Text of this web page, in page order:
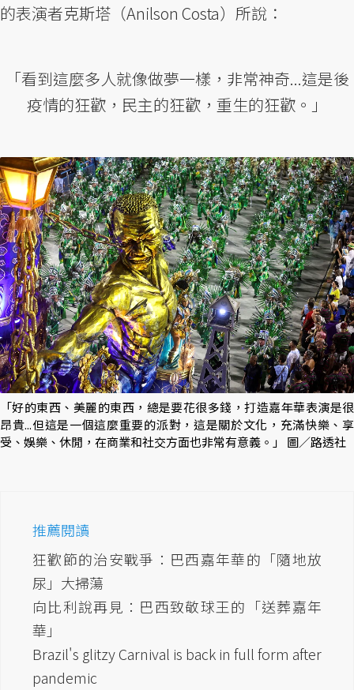
的表演者克斯塔（Anilson Costa）所說：
「看到這麼多人就像做夢一樣，非常神奇...這是後
疫情的狂歡，民主的狂歡，重生的狂歡。」
「好的東西、美麗的東西，總是要花很多錢，打造嘉年華表演是很
昂貴...但這是一個這麼重要的派對，這是關於文化，充滿快樂、享
受、娛樂、休閒，在商業和社交方面也非常有意義。」 圖／路透社
推薦閱讀
狂歡節的治安戰爭：巴西嘉年華的「隨地放
尿」大掃蕩
向比利說再見：巴西致敬球王的「送葬嘉年
華」
Brazil's glitzy Carnival is back in full form after
pandemic